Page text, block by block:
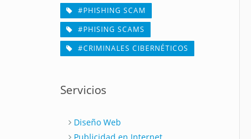
#PHISHING SCAM
#PHISING SCAMS
#CRIMINALES CIBERNÉTICOS
Servicios
Diseño Web